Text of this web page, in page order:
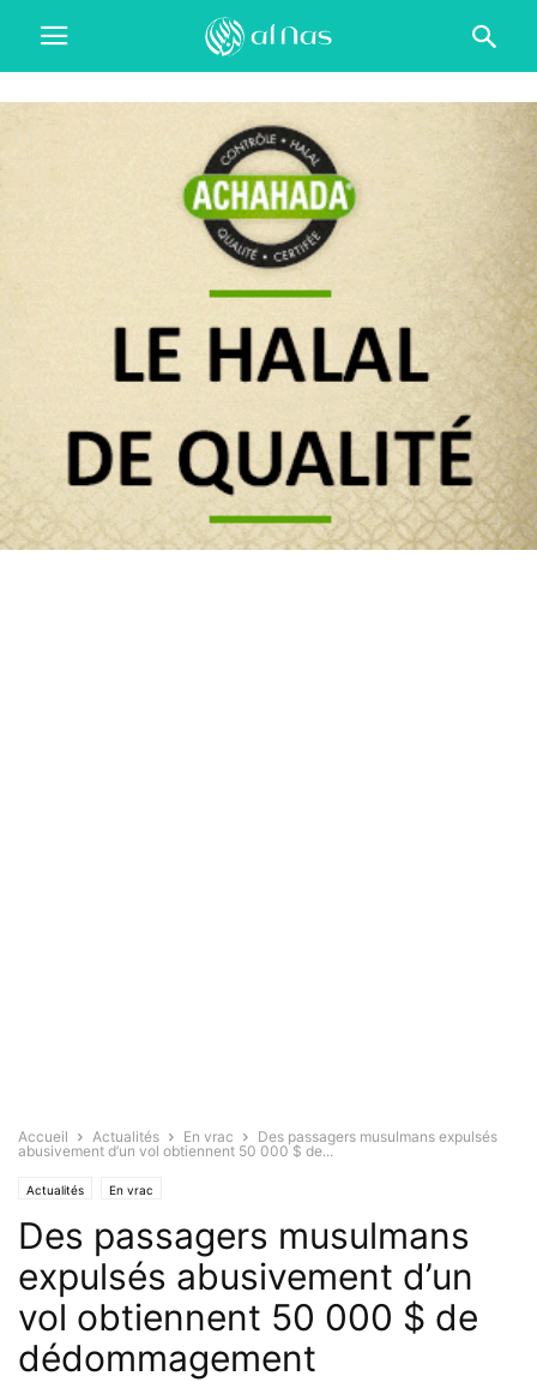
Accueil Actualités En vrac
Des passagers musulmans expulsés
abusivement d’un vol obtiennent 50 000 $ de...
Actualités En vrac
Des passagers musulmans
expulsés abusivement d’un
vol obtiennent 50 000 $ de
dédommagement